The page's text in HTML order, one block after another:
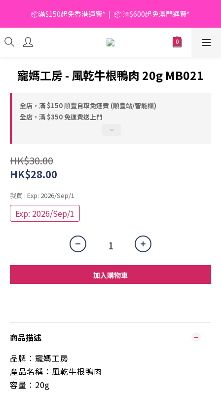
📦滿$150起免香港運費*  |  📦 滿$600起免澳門運費*
📦滿$150起免香港運費*  |  📦 滿$600起免澳門運費*
🥫 罐頭優惠 | 任選* 6件 即減 $6 |  任選* 24件 即減 $30 🥫 (按此了
解更多)
📦滿$150起免香港運費*  |  📦 滿$600起免澳門運費*
寵媽工房 - 風乾牛根鴨肉 20g MB021
全店，滿 $150 順豐自取免運費 (順豐站/智能櫃)
全店，滿 $350 免運費送上門
HK$30.00
HK$28.00
我買 : Exp: 2026/Sep/1
Exp: 2026/Sep/1
加入購物車
商品描述
品牌：寵媽工房
產品名稱：風乾牛根鴨肉
容量：20g